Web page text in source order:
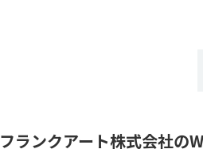
フランクアート株式会社の